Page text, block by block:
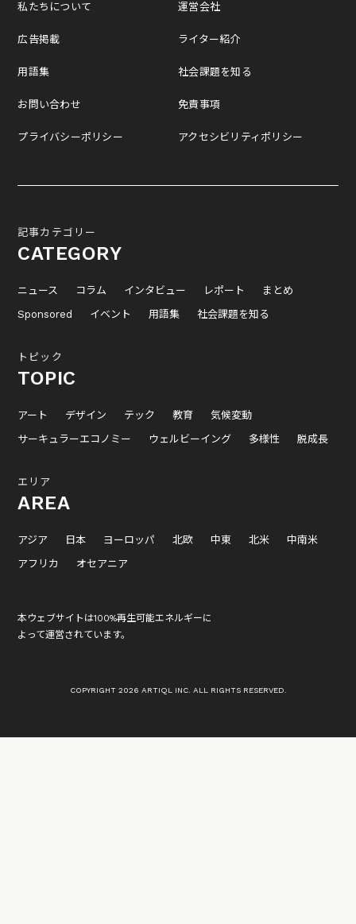
私たちについて
広告掲載
用語集
お問い合わせ
プライバシーポリシー
運営会社
ライター紹介
社会課題を知る
免責事項
アクセシビリティポリシー
記事カテゴリー
CATEGORY
ニュース コラム インタビュー レポート
まとめ
Sponsored
イベント 用語集 社会課題を知る
トピック
TOPIC
アート デザイン テック 教育
気候変動
サーキュラーエコノミー
ウェルビーイング 多様性 脱成長
エリア
AREA
アジア 日本 ヨーロッパ 北欧 中東 北米
中南米
アフリカ
オセアニア
本ウェブサイトは100%再生可能エネルギーに
よって運営されています。
COPYRIGHT 2026 ARTIQL INC. ALL RIGHTS RESERVED.